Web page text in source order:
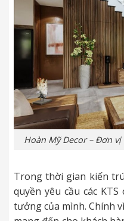
Hoàn Mỹ Decor – Đơn
Trong thời gian kiến
quyền yêu cầu các
tưởng của mình. Chính